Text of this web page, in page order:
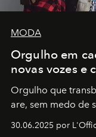
MODA
Orgulho em
novas vozes e
Orgulho que
are, sem medo de
30.06.2025 por